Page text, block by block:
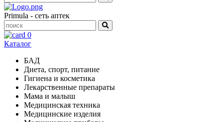
Primula - сеть аптек
0
Каталог
БАД
Диета, спорт, питание
Гигиена и косметика
Лекарственные препараты
Мама и малыш
Медицинская техника
Медицинские изделия